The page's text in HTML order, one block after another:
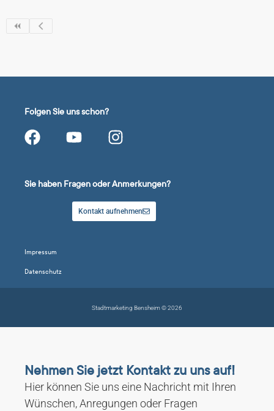
Folgen Sie uns schon?
Sie haben Fragen oder Anmerkungen?
Kontakt aufnehmen
Impressum
Datenschutz
Stadtmarketing Bensheim © 2026
Nehmen Sie jetzt Kontakt zu uns auf!
Hier können Sie uns eine Nachricht mit Ihren
Wünschen, Anregungen oder Fragen